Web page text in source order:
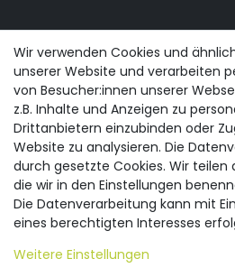
0355/28913230
info@spreewald-
Gubener Straße 19, 03042
© 2026 spreewald-praesente.de
Wir verwenden Cookies und
unserer Website und verarbeiten
von Besucher:innen unserer
z.B. Inhalte und Anzeigen zu
Drittanbietern einzubinden oder
Website zu analysieren. Die
durch gesetzte Cookies. Wir
die wir in den Einstellungen
Die Datenverarbeitung kann mit
eines berechtigten Interesses
nicht einzuwilligen und die
Weitere Einstellungen